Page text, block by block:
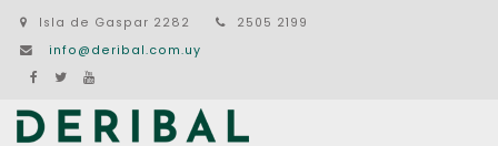
Isla de Gaspar 2282
2505 2199
info@deribal.com.uy